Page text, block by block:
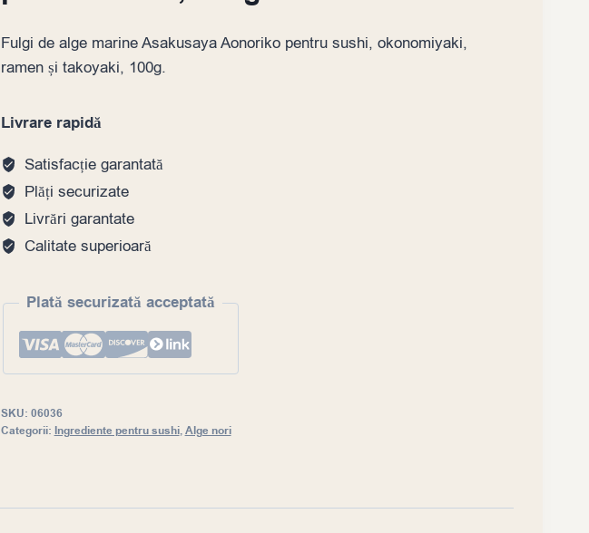
Fulgi de alge marine Asakusaya Aonoriko pentru sushi, okonomiyaki,
ramen și takoyaki, 100g.
Livrare rapidă
Satisfacție garantată
Plăți securizate
Livrări garantate
Calitate superioară
Plată securizată acceptată
SKU: 06036
Categorii:Ingrediente pentru sushi,Alge nori